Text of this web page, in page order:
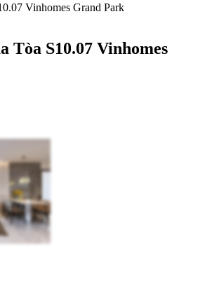
Vinhomes Grand Park
Tòa S10.07 Vinhomes